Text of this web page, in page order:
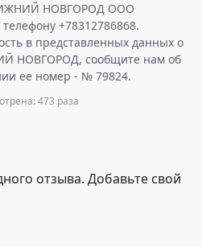
НОВГОРОД ООО
+78312786868.
в представленных данных о
НОВГОРОД, сообщите нам об
ее номер - № 79824.
473 раза
отзыва. Добавьте свой